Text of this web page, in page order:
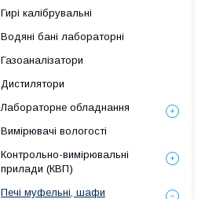
Гирі калібрувальні
Водяні бані лабораторні
Газоаналізатори
Дистилятори
Лабораторне обладнання
Вимірювачі вологості
Контрольно-вимірювальні
прилади (КВП)
Печі муфельні, шафи